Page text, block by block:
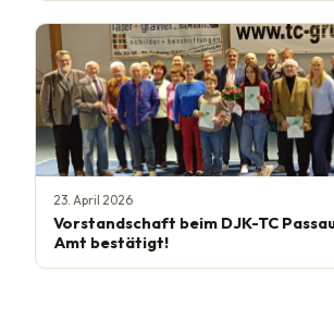
23. April 2026
Vorstandschaft beim DJK-TC
Amt bestätigt!